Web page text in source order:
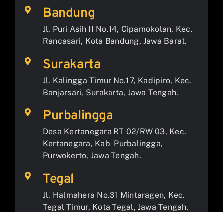
Bandung
Jl. Puri Asih II No.14, Cipamokolan, Kec.
Rancasari, Kota Bandung, Jawa Barat.
Surakarta
Jl. Kalingga Timur No.17, Kadipiro, Kec.
Banjarsari, Surakarta, Jawa Tengah.
Purbalingga
Desa Kertanegara RT 02/RW 03, Kec.
Kertanegara, Kab. Purbalingga,
Purwokerto, Jawa Tengah.
Tegal
Jl. Halmahera No.31 Mintaragen, Kec.
Tegal Timur, Kota Tegal, Jawa Tengah.